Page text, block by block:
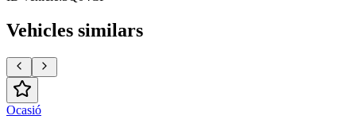
Vehicles similars
Ocasió